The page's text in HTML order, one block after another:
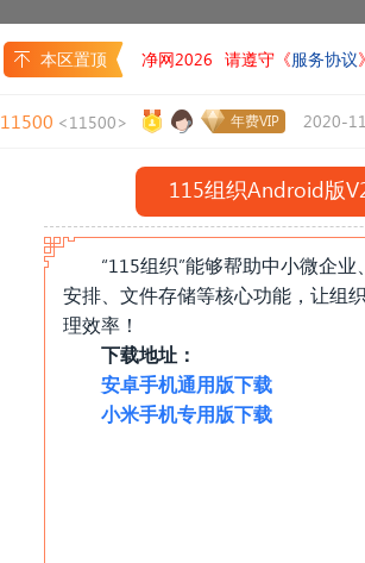
本区置顶 净网2026 请遵守《服务协议
11500 <11500> 年费VIP 2020-
115组织Android版
“115组织”能够帮助中小微企
安排、文件存储等核心功能，让组
理效率！
下载地址：
安卓手机通用版下载
小米手机专用版下载